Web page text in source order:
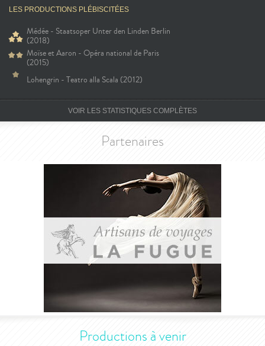
LES PRODUCTIONS PLÉBISCITÉES
Médée - Staatsoper Unter den Linden Berlin
(2018)
Moïse et Aaron - Opéra national de Paris
(2015)
Lohengrin - Teatro alla Scala (2012)
VOIR LES STATISTIQUES COMPLÈTES
Partenaires
Productions à venir